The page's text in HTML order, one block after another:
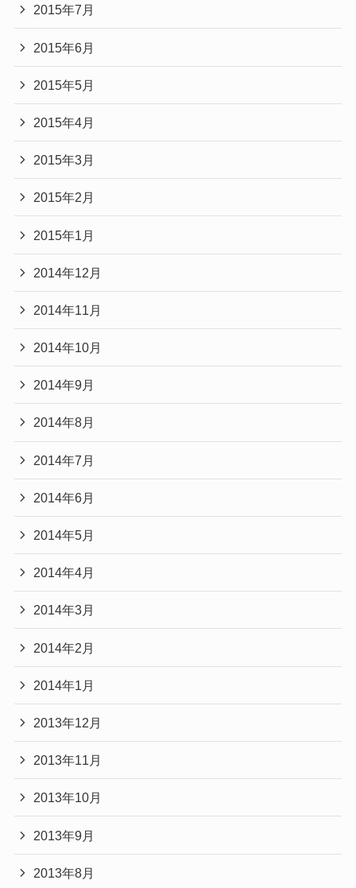
2015年7月
2015年6月
2015年5月
2015年4月
2015年3月
2015年2月
2015年1月
2014年12月
2014年11月
2014年10月
2014年9月
2014年8月
2014年7月
2014年6月
2014年5月
2014年4月
2014年3月
2014年2月
2014年1月
2013年12月
2013年11月
2013年10月
2013年9月
2013年8月